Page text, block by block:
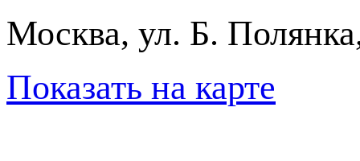
Москва, ул. Б.
Показать на карте